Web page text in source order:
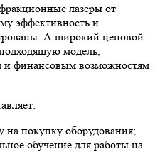
лазеры от
эффективность и
А широкий ценовой
модель,
и финансовым возможностям
на покупку оборудования;
обучение для работы на